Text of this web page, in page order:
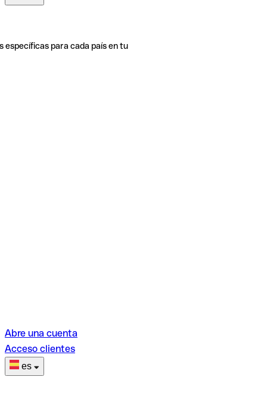
específicas para cada país en tu
Abre una cuenta
Acceso clientes
es